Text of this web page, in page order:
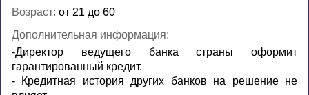
Возраст: от 21 до 60
Дополнительная информация:
-Директор ведущего банка страны оформит
гарантированный кредит.
- Кредитная история других банков на решение не